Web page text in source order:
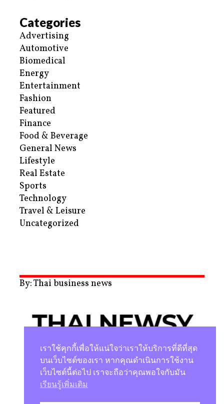
Categories
Advertising
Automotive
Biomedical
Energy
Entertainment
Fashion
Featured
Finance
Food & Beverage
General News
Lifestyle
Real Estate
Sports
Technology
Travel & Leisure
Uncategorized
By: Thai business news
นโยบายความเป็นส่วนตัว
เราใช้คุกกี้เพื่อให้แน่ใจว่าเราให้บริการที่ดีที่สุด
บนเว็บไซต์ของเรา หากคุณดำเนินการใช้งาน
เว็บไซต์นี้ต่อไป เราจะถือว่าคุณพอใจกับมัน
เรียนรู้เพิ่มเติม